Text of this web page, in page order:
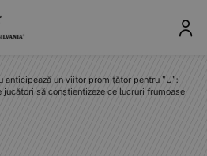
anticipează un viitor promițător pentru "U":
jucători să conștientizeze ce lucruri frumoase